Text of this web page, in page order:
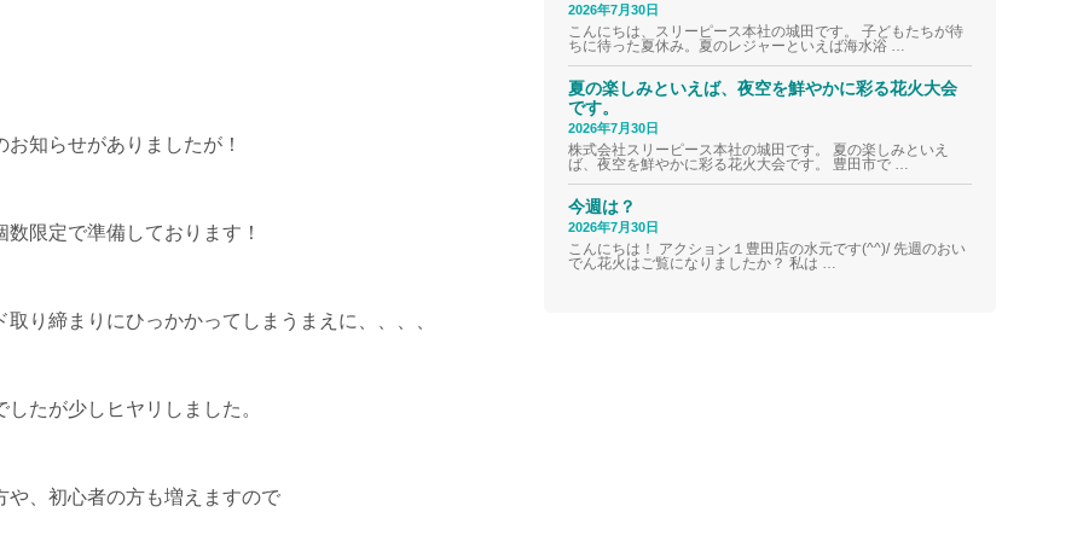
知らせがありましたが！
限定で準備しております！
り締まりにひっかかってしまうまえに、、、、
たが少しヒヤリしました。
や、初心者の方も増えますので
2026年7月30日
こんにちは、スリーピース本社の城田です。 子どもたちが待
ちに待った夏休み。夏のレジャーといえば海水浴 …
夏の楽しみといえば、夜空を鮮やかに彩る花火大会
です。
2026年7月30日
株式会社スリーピース本社の城田です。 夏の楽しみといえ
ば、夜空を鮮やかに彩る花火大会です。 豊田市で …
今週は？
2026年7月30日
こんにちは！ アクション１豊田店の水元です(^^)/ 先週のおい
でん花火はご覧になりましたか？ 私は …